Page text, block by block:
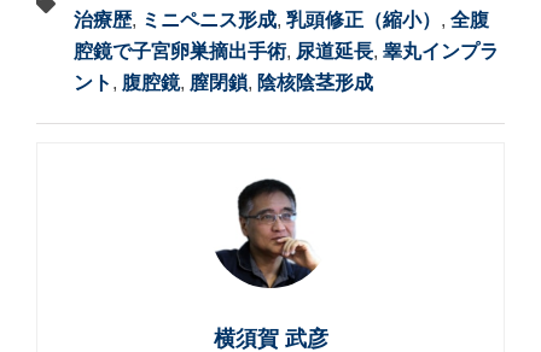
治療歴, ミニペニス形成, 乳頭修正（縮小） , 全腹
腔鏡で子宮卵巣摘出手術, 尿道延長, 睾丸インプラ
ント , 腹腔鏡, 膣閉鎖, 陰核陰茎形成
横須賀 武彦